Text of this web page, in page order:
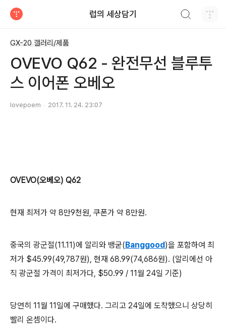
럽의 세상담기
GX-20 갤러리/제품
OVEVO Q62 - 완전무선 블루투
스 이어폰 오베오
lovepoem 2017. 11. 24. 23:07
OVEVO(오베오) Q62
현재 최저가 약 8만9천원, 쿠폰가 약 8만원.
중국의 광군절(11.11)에 알리와 뱅굳(Banggood)을 포함하여 최
저가 $45.99(49,787원), 현재 68.99(74,686원). (알리에선 아
직 광군절 가격이 최저가다, $50.99 / 11월 24일 기준)
당연히 11월 11일에 구매했다. 그리고 24일에 도착했으니 상당히
빨리 온셈이다.